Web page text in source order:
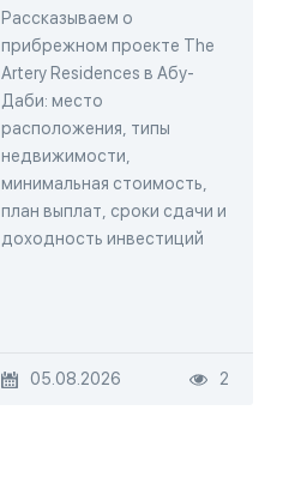
Рассказываем о
прибрежном проекте The
Artery Residences в Абу-
Даби: место
расположения, типы
недвижимости,
минимальная стоимость,
план выплат, сроки сдачи и
доходность инвестиций
05.08.2026 2